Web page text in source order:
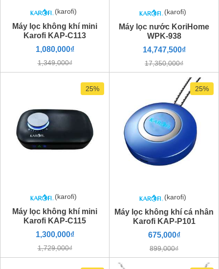
(karofi)
Máy lọc không khí mini
Karofi KAP-C113
1,080,000₫
1,349,000₫
(karofi)
Máy lọc nước KoriHome
WPK-938
14,747,500₫
17,350,000₫
25%
(karofi)
Máy lọc không khí mini
Karofi KAP-C115
1,300,000₫
1,729,000₫
25%
(karofi)
Máy lọc không khí cá nhân
Karofi KAP-P101
675,000₫
899,000₫